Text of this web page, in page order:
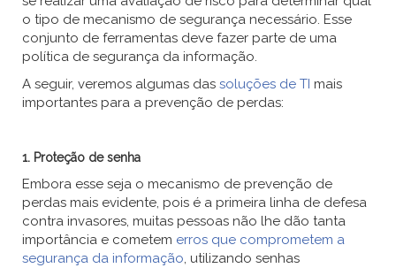
o tipo de mecanismo de segurança necessário. Esse
conjunto de ferramentas deve fazer parte de uma
política de segurança da informação.
A seguir, veremos algumas das soluções de TI mais
importantes para a prevenção de perdas:
1. Proteção de senha
Embora esse seja o mecanismo de prevenção de
perdas mais evidente, pois é a primeira linha de defesa
contra invasores, muitas pessoas não lhe dão tanta
importância e cometem erros que comprometem a
segurança da informação, utilizando senhas